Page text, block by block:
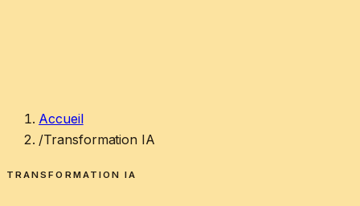
Accueil
/Transformation IA
TRANSFORMATION IA